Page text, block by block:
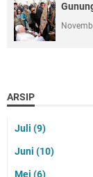
ARSIP
Juli (9)
Juni (10)
Mei (6)